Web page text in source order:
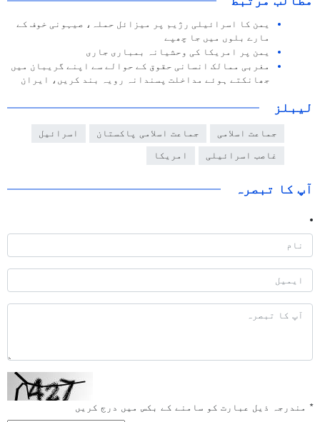
یمن کا اسرائیلی رژیم پر میزائل حملہ، صیہونی خوف کے
مارے بلوں میں جا چھپے
یمن پر امریکا کی وحشیانہ بمباری جاری
مغربی ممالک انسانی حقوق کے حوالے سے اپنے گریبان میں
جھانکتے ہوئے مداخلت پسندانہ رویہ بند کریں، ایران
لیبلز
جماعت اسلامی جماعت اسلامی پاکستان اسرائیل
غاصب اسرائیلی امریکا
آپ کا تبصرہ
* مندرجہ ذیل عبارت کو سامنے کے بکس میں درج کریں